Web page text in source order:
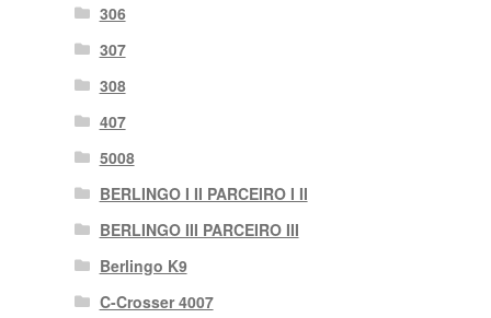
306
307
308
407
5008
BERLINGO I II PARCEIRO I II
BERLINGO III PARCEIRO III
Berlingo K9
C-Crosser 4007